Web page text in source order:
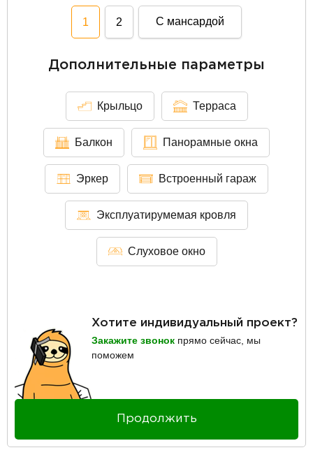
1 2 С мансардой
Дополнительные параметры
Крыльцо Терраса
Балкон Панорамные окна
Эркер Встроенный гараж
Эксплуатирумемая кровля
Слуховое окно
Хотите индивидуальный проект?
Закажите звонок прямо сейчас, мы
поможем
Продолжить